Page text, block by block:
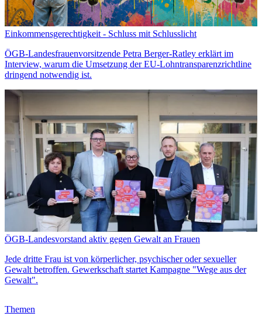
Einkommensgerechtigkeit - Schluss mit Schlusslicht
ÖGB-Landesfrauenvorsitzende Petra Berger-Ratley erklärt im
Interview, warum die Umsetzung der EU-Lohntransparenzrichtline
dringend notwendig ist.
ÖGB-Landesvorstand aktiv gegen Gewalt an Frauen
Jede dritte Frau ist von körperlicher, psychischer oder sexueller
Gewalt betroffen. Gewerkschaft startet Kampagne "Wege aus der
Gewalt".
Themen